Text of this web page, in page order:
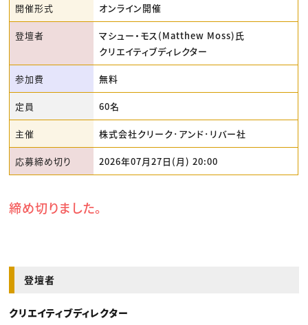
開催形式 オンライン開催
登壇者
マシュー・モス(Matthew Moss)氏
クリエイティブディレクター
参加費 無料
定員 60名
主催 株式会社クリーク･アンド･リバー社
応募締め切り 2026年07月27日(月) 20:00
締め切りました。
登壇者
クリエイティブディレクター